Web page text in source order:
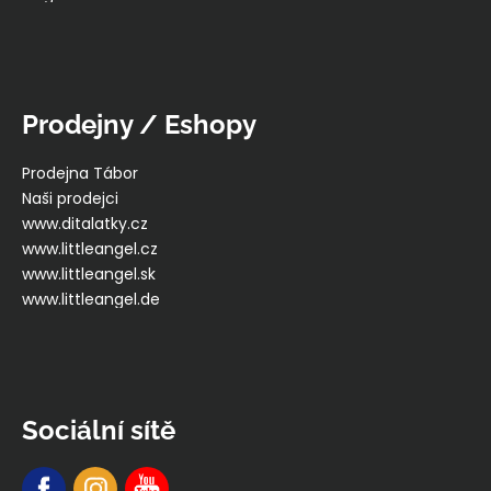
Prodejny / Eshopy
Prodejna Tábor
Naši prodejci
www.ditalatky.cz
www.littleangel.cz
www.littleangel.sk
www.littleangel.de
Sociální sítě